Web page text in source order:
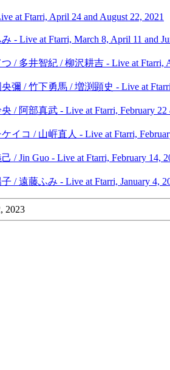
at Ftarri, April 24 and August 22, 2021
- Live at Ftarri, March 8, April 11 and
/ 多井智紀 / 柳沢耕吉 - Live at Ftarri,
彌 / 竹下勇馬 / 増渕顕史 - Live at
/ 阿部真武 - Live at Ftarri, February 22
イコ / 山㟁直人 - Live at Ftarri,
/ Jin Guo - Live at Ftarri, February 14,
/ 遠藤ふみ - Live at Ftarri, January 4,
2023